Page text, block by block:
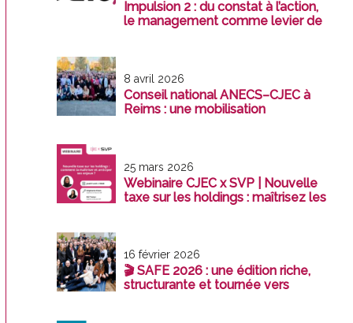
Impulsion 2 : du constat à l’action,
le management comme levier de
8 avril 2026
Conseil national ANECS–CJEC à
Reims : une mobilisation
25 mars 2026
Webinaire CJEC x SVP | Nouvelle
taxe sur les holdings : maîtrisez les
16 février 2026
🎬 SAFE 2026 : une édition riche,
structurante et tournée vers